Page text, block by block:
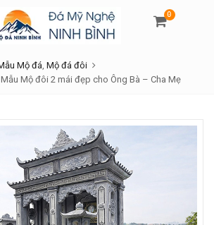
0
Mộ đá Mộ đá đôi
Mộ đôi 2 mái đẹp cho Ông Bà – Cha Mẹ